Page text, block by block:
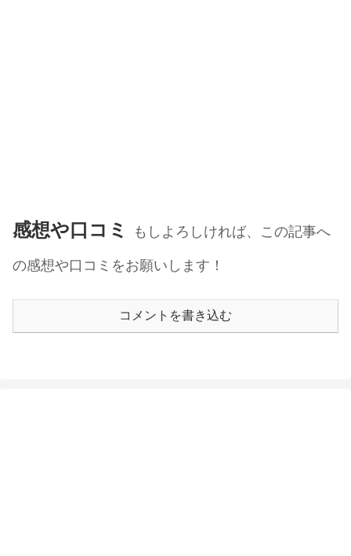
感想や口コミ
もしよろしければ、この記事へ
の感想や口コミをお願いします！
コメントを書き込む